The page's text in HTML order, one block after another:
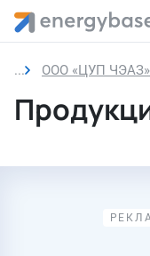
ООО «ЦУП ЧЭАЗ»